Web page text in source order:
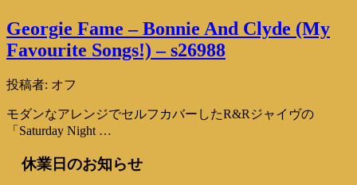
Georgie Fame – Bonnie And Clyde (My
Favourite Songs!) – s26988
投稿者: オフ
モダンなアレンジでセルフカバーしたR&Rジャイヴの
「Saturday Night …
休業日のお知らせ